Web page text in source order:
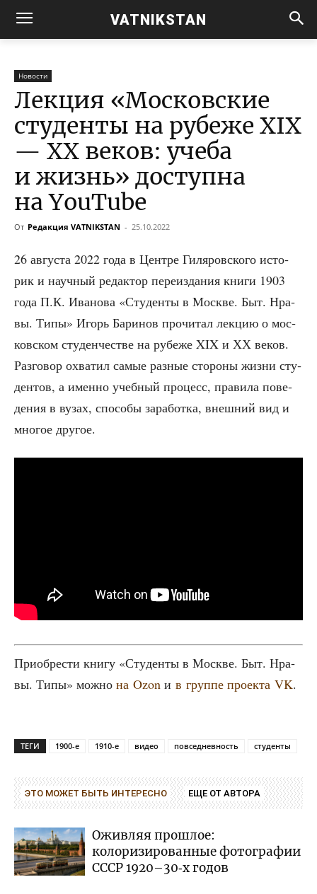
VATNIKSTAN
Новости
Лекция «Московские
студенты на рубеже XIX
— XX веков: учеба
и жизнь» доступна
на YouTube
От Редакция VATNIKSTAN - 25.10.2022
26 авгу­ста 2022 года в Цен­тре Гиля­ров­ско­го исто­
рик и науч­ный редак­тор пере­из­да­ния кни­ги 1903
года П.К. Ива­но­ва «Сту­ден­ты в Москве. Быт. Нра­
вы. Типы» Игорь Бари­нов про­чи­тал лек­цию о мос­
ков­ском сту­ден­че­стве на рубе­же XIX и ХХ веков.
Раз­го­вор охва­тил самые раз­ные сто­ро­ны жиз­ни сту­
ден­тов, а имен­но учеб­ный про­цесс, пра­ви­ла пове­
де­ния в вузах, спо­со­бы зара­бот­ка, внеш­ний вид и
мно­гое другое.
При­об­ре­сти кни­гу «Сту­ден­ты в Москве. Быт. Нра­
вы. Типы» мож­но на Ozon и в груп­пе про­ек­та VK.
ТЕГИ 1900-е 1910-е видео повседневность студенты
ЭТО МОЖЕТ БЫТЬ ИНТЕРЕСНО ЕЩЕ ОТ АВТОРА
Оживляя прошлое:
колоризированные фотографии
СССР 1920–30‑х годов